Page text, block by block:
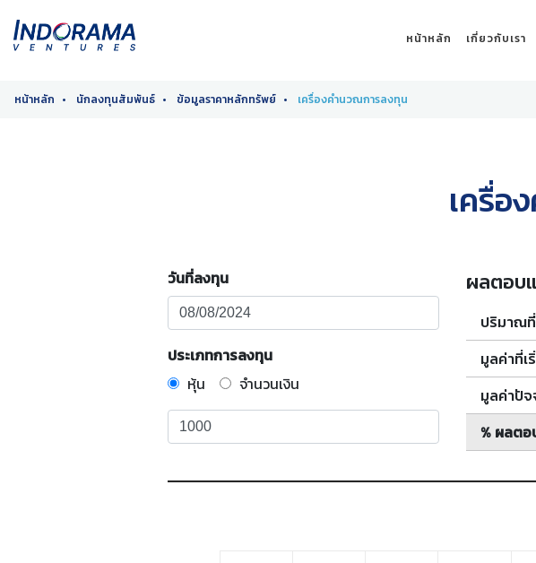
หน้าหลัก เกี่ยวกับเรา
หน้าหลัก นักลงทุนสัมพันธ์ ข้อมูลราคาหลักทรัพย์ เครื่องคำนวณการลงทุน
เครื่อ
วันที่ลงทุน
ประเภทการลงทุน
หุ้น
จำนวนเงิน
ผลตอบ
ปริมาณ
มูลค่าที่เ
มูลค่าปั
% ผลต